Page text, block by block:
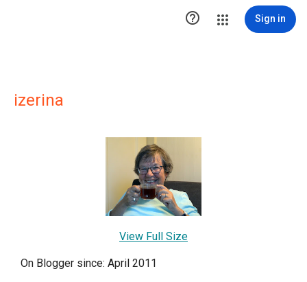
 Sign in
izerina
View Full Size
On Blogger since: April 2011